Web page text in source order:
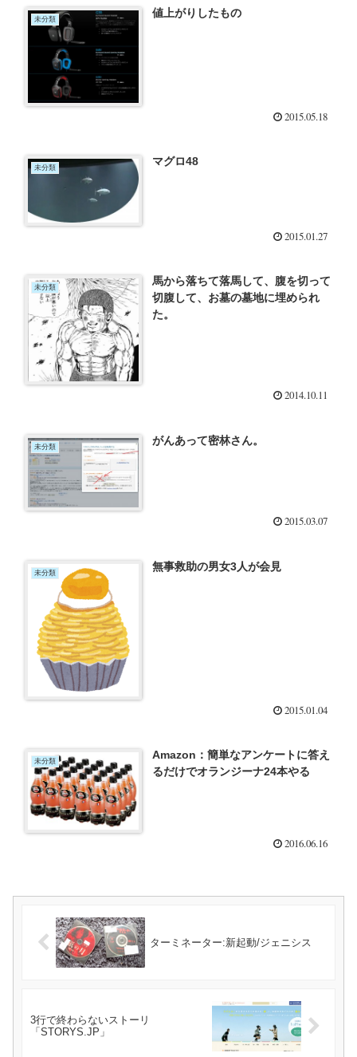
未分類 値上がりしたもの
2015.05.18
未分類 マグロ48
2015.01.27
未分類
馬から落ちて落馬して、腹を切って
切腹して、お墓の墓地に埋められ
た。
2014.10.11
未分類 がんあって密林さん。
2015.03.07
未分類 無事救助の男女3人が会見
2015.01.04
未分類
Amazon：簡単なアンケートに答え
るだけでオランジーナ24本やる
2016.06.16
ターミネーター:新起動/ジェニシス
3行で終わらないストーリ
「STORYS.JP」